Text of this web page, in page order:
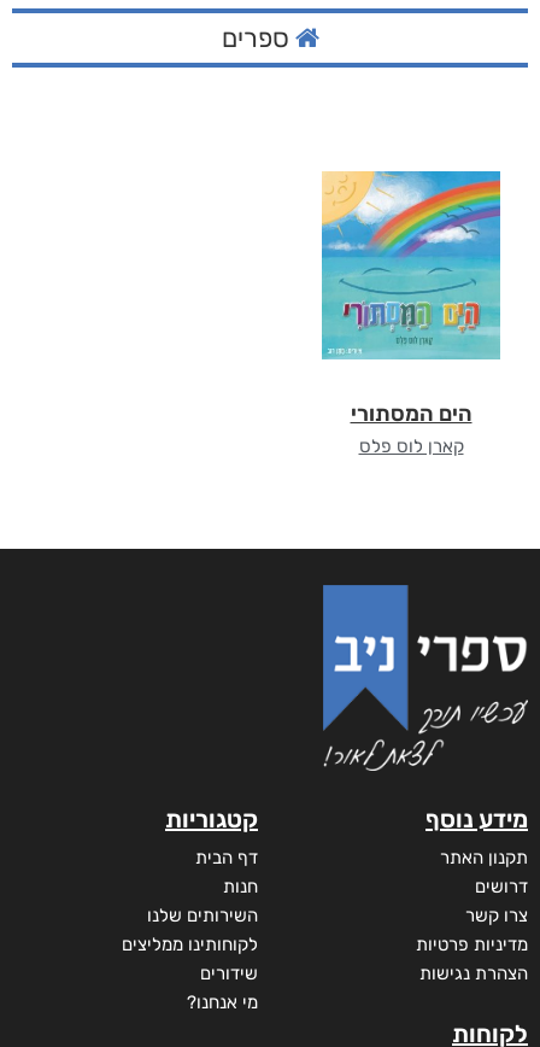
ספרים
הים המסתורי
קארן לוס פלס
מידע נוסף
תקנון האתר
דרושים
צרו קשר
מדיניות פרטיות
הצהרת נגישות
לקוחות
קטגוריות
דף הבית
חנות
השירותים שלנו
לקוחותינו ממליצים
שידורים
מי אנחנו?